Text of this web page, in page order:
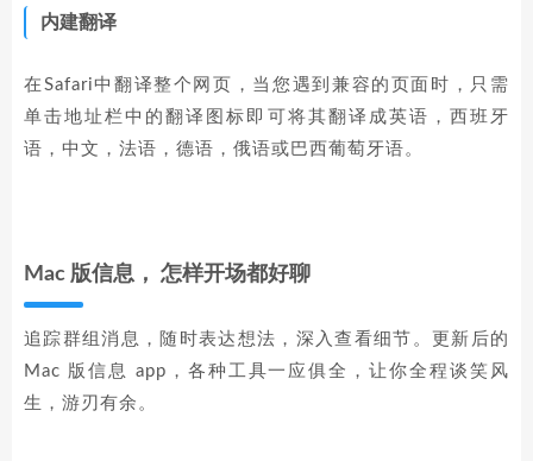
内建翻译
在Safari中翻译整个网页，当您遇到兼容的页面时，只需
单击地址栏中的翻译图标即可将其翻译成英语，西班牙
语，中文，法语，德语，俄语或巴西葡萄牙语。
Mac 版信息， 怎样开场都好聊
追踪群组消息，随时表达想法，深入查看细节。更新后的
Mac 版信息 app，各种工具一应俱全，让你全程谈笑风
生，游刃有余。